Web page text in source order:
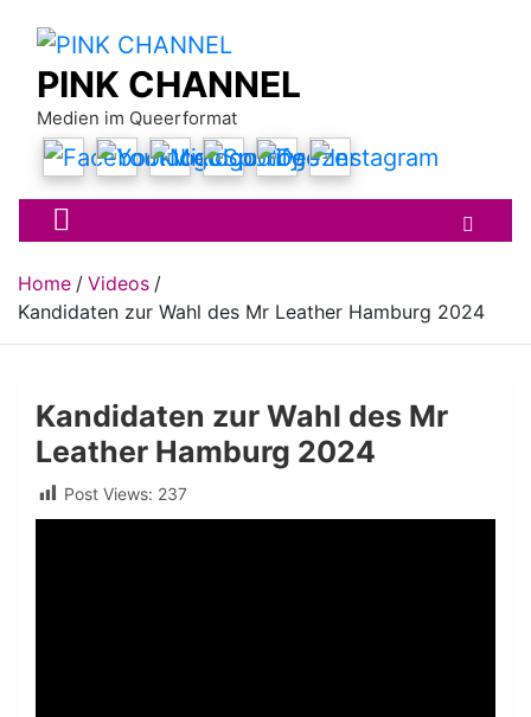
contentPINK CHANNEL
Medien im Queerformat
Home
Videos
Kandidaten zur Wahl des Mr Leather Hamburg 2024
Kandidaten zur Wahl des Mr
Leather Hamburg 2024
Post Views: 237